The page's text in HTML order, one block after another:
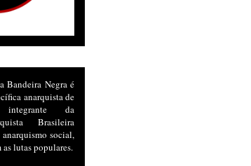
Bandeira Negra é
anarquista de
integrante da
Brasileira
social,
lutas populares.